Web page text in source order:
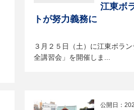
江東ボ
トが努力義務に
３月２５日（土）に江東ボラ
全講習会」を開催しま...
公開日：